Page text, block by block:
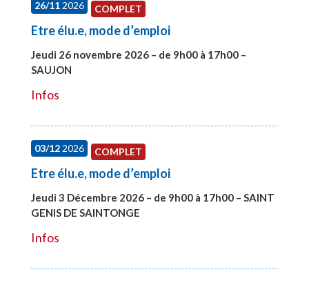
26/112026 COMPLET
Etre élu.e, mode d’emploi
Jeudi 26 novembre 2026 – de 9h00 à 17h00 –
SAUJON
Infos
03/122026 COMPLET
Etre élu.e, mode d’emploi
Jeudi 3 Décembre 2026 – de 9h00 à 17h00 – SAINT
GENIS DE SAINTONGE
Infos